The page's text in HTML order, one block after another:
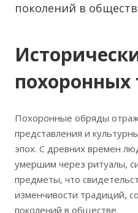
поколений в
Похоронные обряды
представления и
эпох. С древних времен
умершим через ритуалы,
предметы, что
изменчивости традиций,
поколений в обществе.